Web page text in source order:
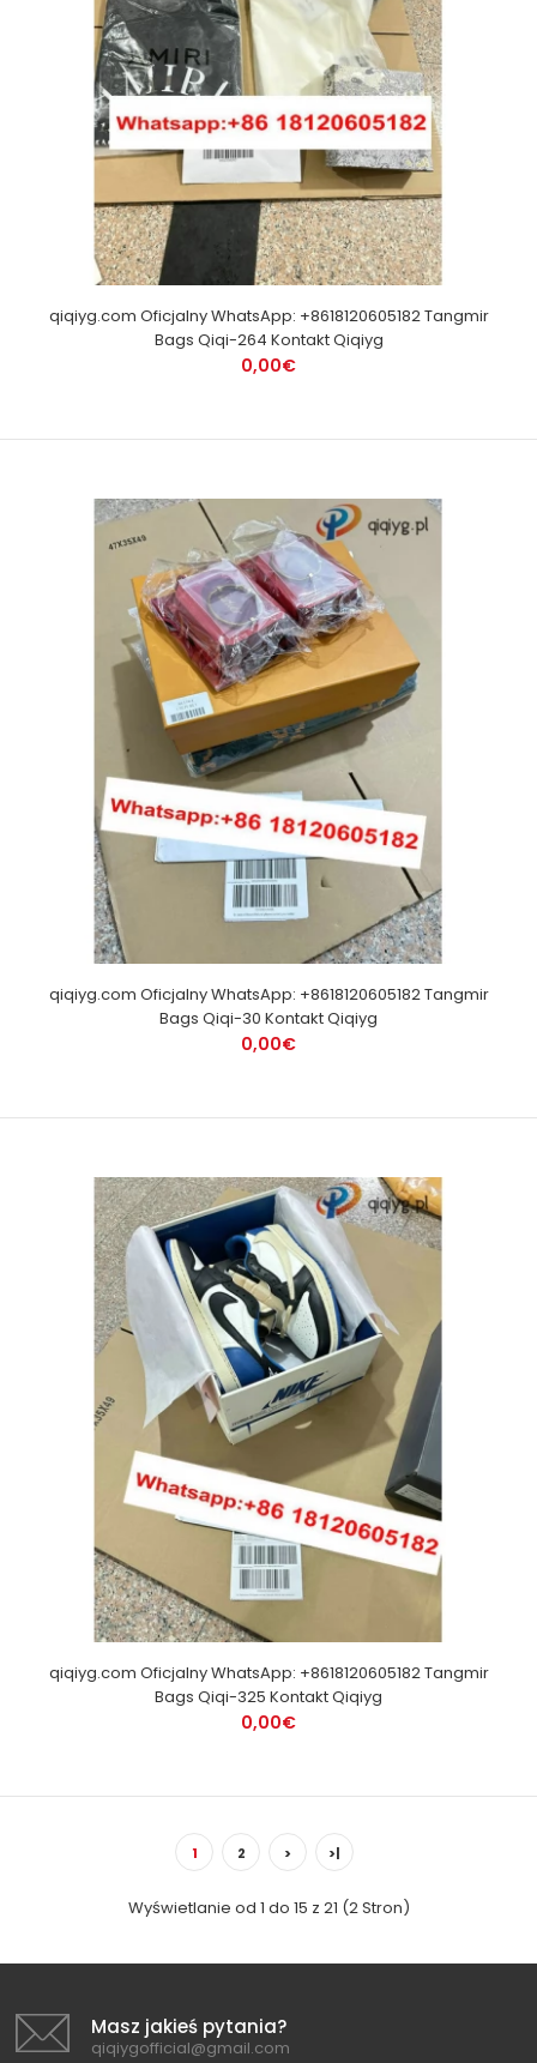
qiqiyg.com Oficjalny WhatsApp: +8618120605182 Tangmir
Bags Qiqi-264 Kontakt Qiqiyg
0,00€
qiqiyg.com Oficjalny WhatsApp: +8618120605182 Tangmir
Bags Qiqi-30 Kontakt Qiqiyg
0,00€
qiqiyg.com Oficjalny WhatsApp: +8618120605182 Tangmir
Bags Qiqi-325 Kontakt Qiqiyg
0,00€
1 2 > >|
Wyświetlanie od 1 do 15 z 21 (2 Stron)
Masz jakieś pytania?
qiqiygofficial@gmail.com